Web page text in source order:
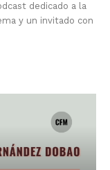
dedicado a la
y un invitado con